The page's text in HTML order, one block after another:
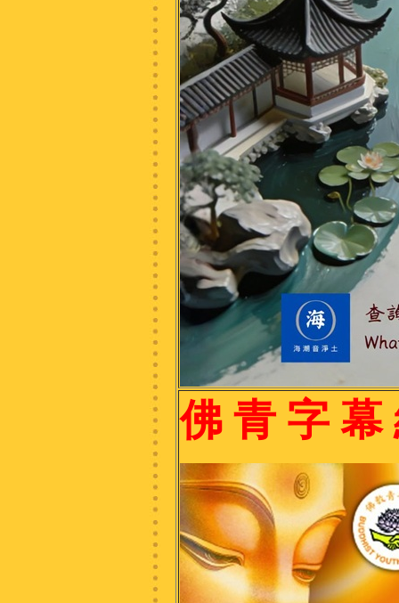
佛 青 字 幕